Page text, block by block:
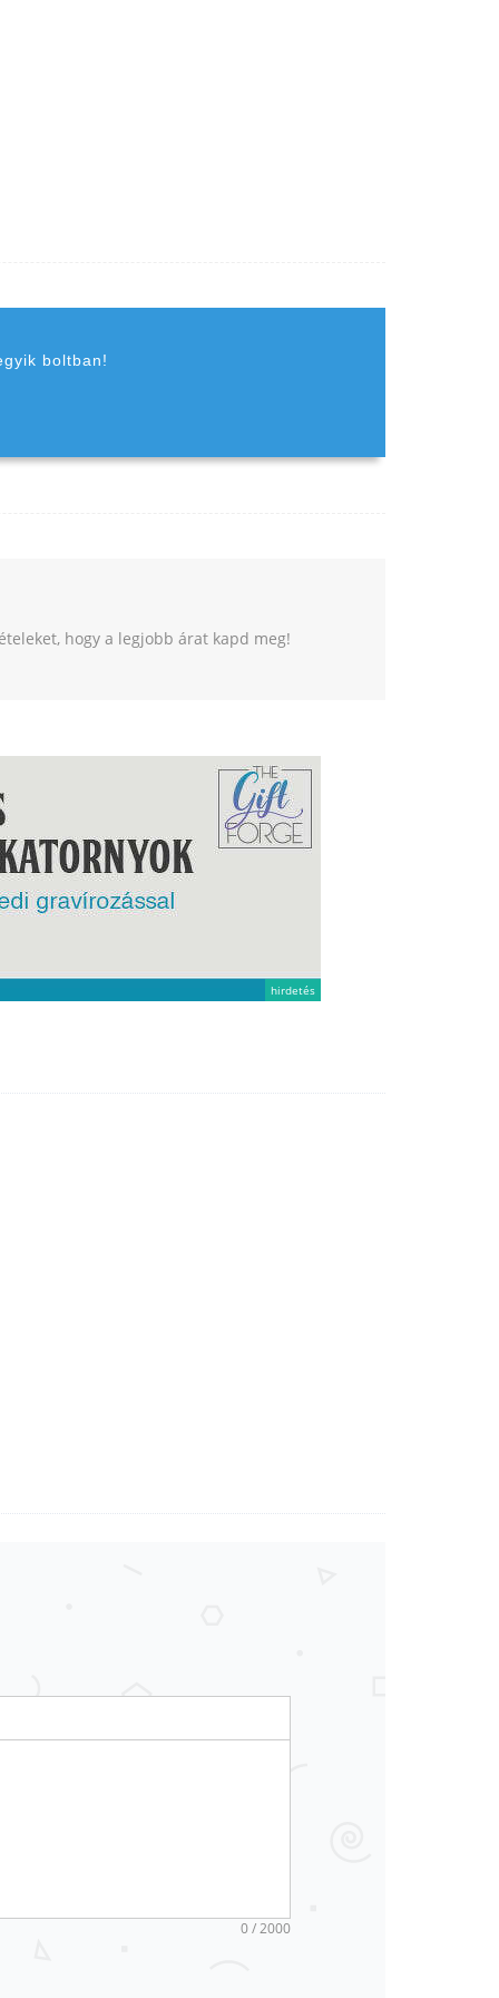
boltban!
hogy a legjobb árat kapd meg!
hirdetés
0 / 2000